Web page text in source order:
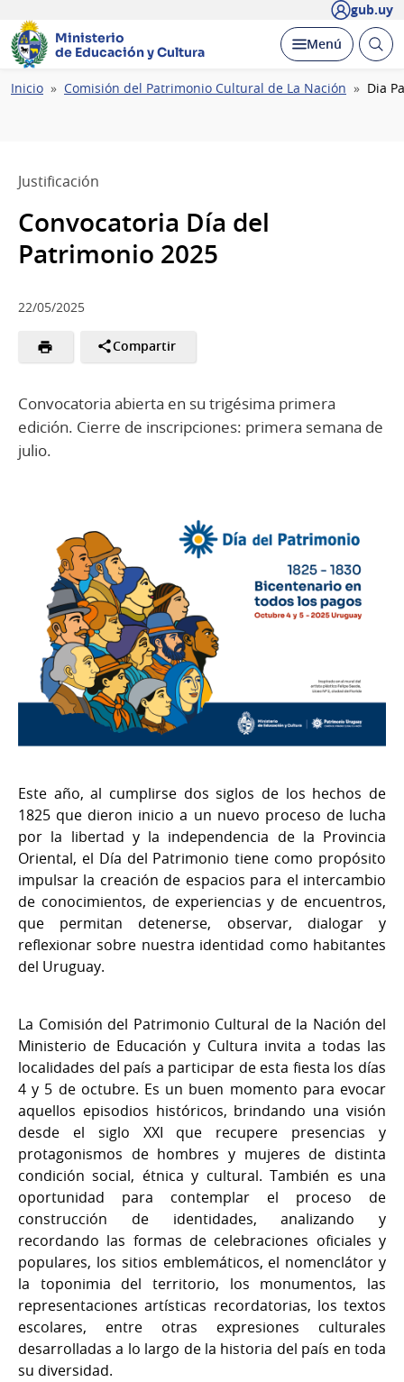
gub.uy
Ministerio
de Educación y Cultura
Desplegar
Menú Abrir
Ruta
Inicio Comisión del Patrimonio Cultural de La Nación Dia
Justificación
Convocatoria Día del
Patrimonio 2025
22/05/2025
Compartir
Convocatoria abierta en su trigésima primera
edición. Cierre de inscripciones: primera semana de
julio.
Este año, al cumplirse dos siglos de los hechos de
1825 que dieron inicio a un nuevo proceso de lucha
por la libertad y la independencia de la Provincia
Oriental, el Día del Patrimonio tiene como propósito
impulsar la creación de espacios para el intercambio
de conocimientos, de experiencias y de encuentros,
que permitan detenerse, observar, dialogar y
reflexionar sobre nuestra identidad como habitantes
del Uruguay.
La Comisión del Patrimonio Cultural de la Nación del
Ministerio de Educación y Cultura invita a todas las
localidades del país a participar de esta fiesta los días
4 y 5 de octubre. Es un buen momento para evocar
aquellos episodios históricos, brindando una visión
desde el siglo XXI que recupere presencias y
protagonismos de hombres y mujeres de distinta
condición social, étnica y cultural. También es una
oportunidad para contemplar el proceso de
construcción de identidades, analizando y
recordando las formas de celebraciones oficiales y
populares, los sitios emblemáticos, el nomenclátor y
la toponimia del territorio, los monumentos, las
representaciones artísticas recordatorias, los textos
escolares, entre otras expresiones culturales
desarrolladas a lo largo de la historia del país en toda
su diversidad.